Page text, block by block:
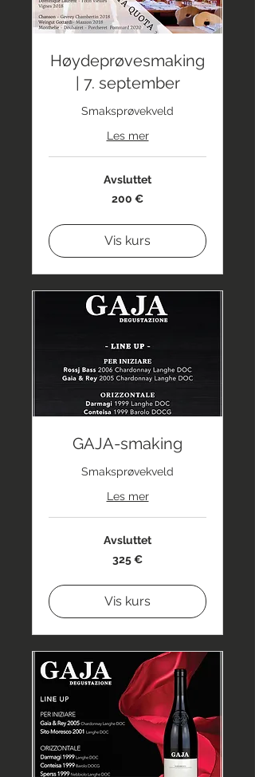
Høydeprøvesmaking
| 7. september
Smaksprøvekveld
Les mer
Avsluttet
200 €
Vis kurs
GAJA-smaking
Smaksprøvekveld
Les mer
Avsluttet
325 €
Vis kurs